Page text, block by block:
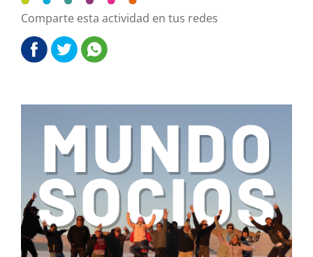
Comparte esta actividad en tus redes